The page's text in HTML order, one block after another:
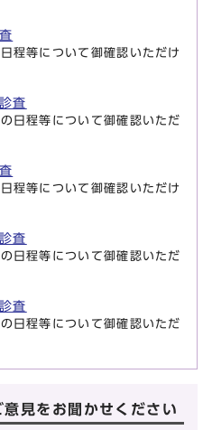
程等について御確認いただけ
査
日程等について御確認いただ
程等について御確認いただけ
査
日程等について御確認いただ
査
日程等について御確認いただ
見をお聞かせください